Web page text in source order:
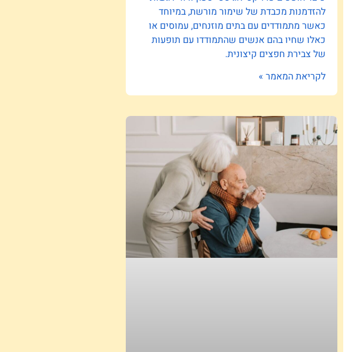
להזדמנות מכבדת של שימור מורשת, במיוחד
כאשר מתמודדים עם בתים מוזנחים, עמוסים או
כאלו שחיו בהם אנשים שהתמודדו עם תופעות
של צבירת חפצים קיצונית.
לקריאת המאמר »